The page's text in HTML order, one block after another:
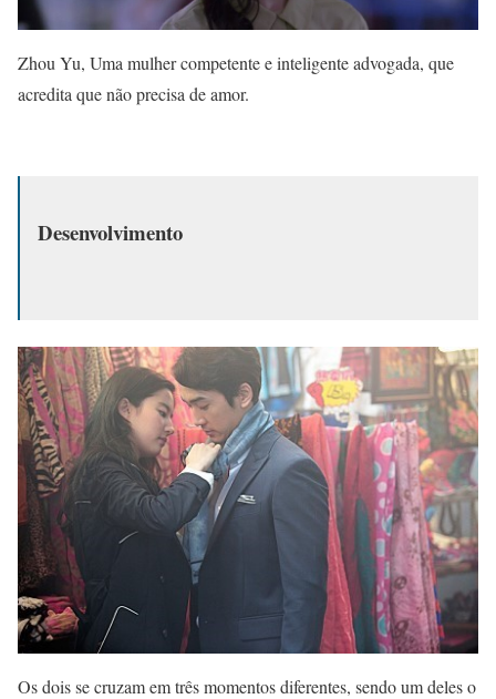
Zhou Yu, Uma mulher competente e inteligente advogada, que
acredita que não precisa de amor.
Desenvolvimento
Os dois se cruzam em três momentos diferentes, sendo um deles o